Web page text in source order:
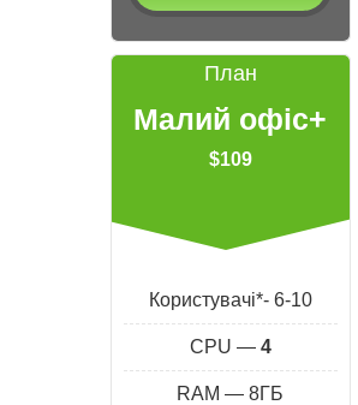
План
Малий офіс+
$109
Користувачі*- 6-10
CPU — 4
RAM — 8ГБ